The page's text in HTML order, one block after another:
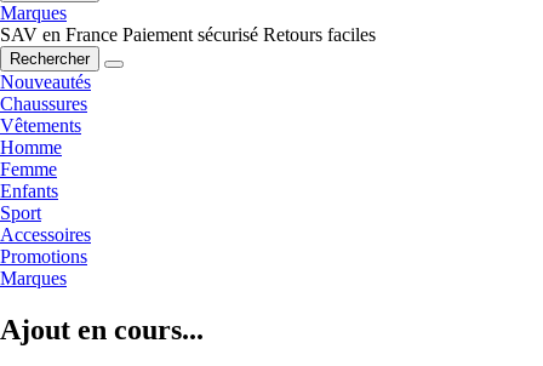
Marques
SAV en France Paiement sécurisé Retours faciles
Rechercher
Nouveautés
Chaussures
Vêtements
Homme
Femme
Enfants
Sport
Accessoires
Promotions
Marques
Ajout en cours...